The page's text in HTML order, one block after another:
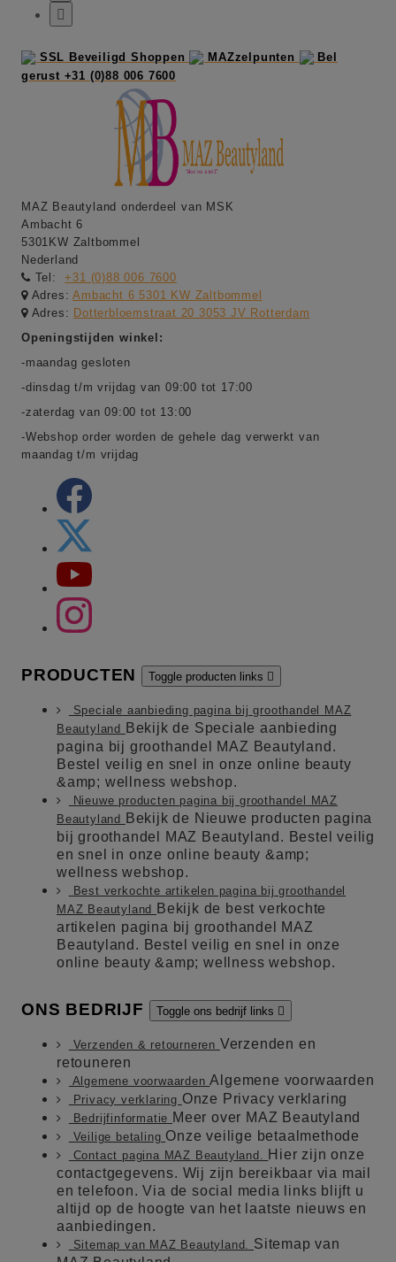

SSL Beveiligd Shoppen MAZzelpunten
Bel
gerust +31 (0)88 006 7600
MAZ Beautyland onderdeel van MSK
Ambacht 6
5301KW Zaltbommel
Nederland
Tel:
+31 (0)88 006 7600
Adres:Ambacht 6 5301 KW Zaltbommel
Adres: Dotterbloemstraat 20 3053 JV Rotterdam
Openingstijden winkel:
-maandag gesloten
-dinsdag t/m vrijdag van 09:00 tot 17:00
-zaterdag van 09:00 tot 13:00
-Webshop order worden de gehele dag verwerkt van
maandag t/m vrijdag
PRODUCTEN Toggle producten links 
Speciale aanbieding pagina bij groothandel MAZ
Beautyland
Bekijk de Speciale aanbieding
pagina bij groothandel MAZ Beautyland.
Bestel veilig en snel in onze online beauty
&amp; wellness webshop.
Nieuwe producten pagina bij groothandel MAZ
Beautyland
Bekijk de Nieuwe producten pagina
bij groothandel MAZ Beautyland. Bestel veilig
en snel in onze online beauty &amp;
wellness webshop.
Best verkochte artikelen pagina bij groothandel
MAZ Beautyland
Bekijk de best verkochte
artikelen pagina bij groothandel MAZ
Beautyland. Bestel veilig en snel in onze
online beauty &amp; wellness webshop.
ONS BEDRIJF Toggle ons bedrijf links 
Verzenden & retourneren Verzenden en
retouneren
Algemene voorwaardenAlgemene voorwaarden
Privacy verklaring Onze Privacy verklaring
Bedrijfinformatie Meer over MAZ Beautyland
Veilige betaling Onze veilige betaalmethode
Contact pagina MAZ Beautyland. Hier zijn onze
contactgegevens. Wij zijn bereikbaar via mail
en telefoon. Via de social media links blijft u
altijd op de hoogte van het laatste nieuws en
aanbiedingen.
Sitemap van MAZ Beautyland. Sitemap van